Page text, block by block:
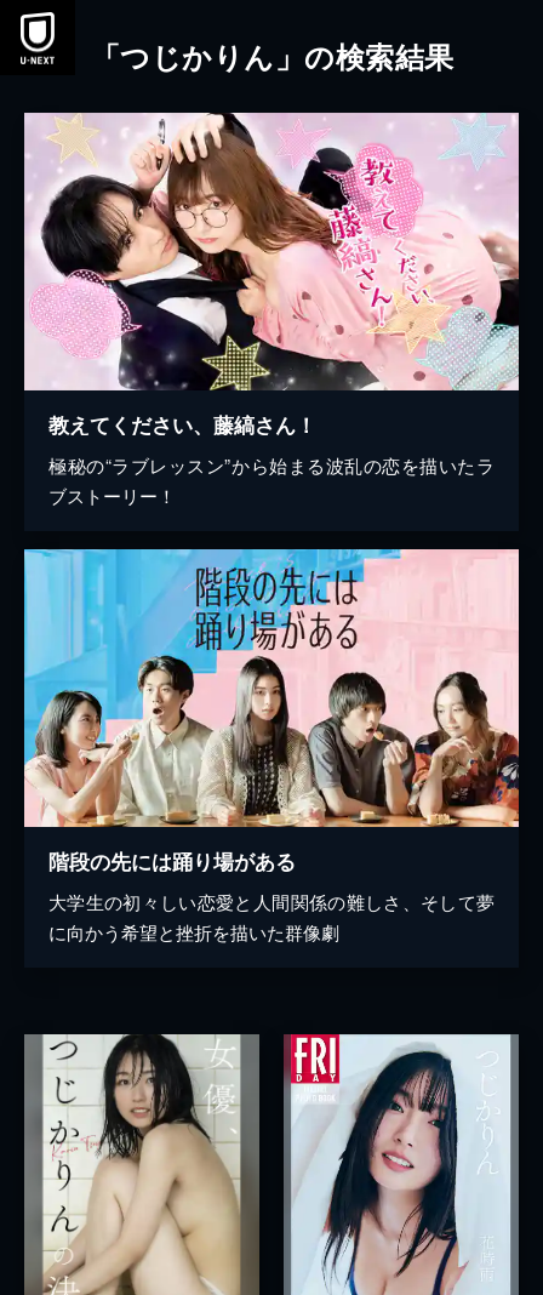
本文へスキップ
「つじかりん」の検索結果
教えてください、藤縞さん！
極秘の“ラブレッスン”から始まる波乱の恋を描いたラ
ブストーリー！
階段の先には踊り場がある
大学生の初々しい恋愛と人間関係の難しさ、そして夢
に向かう希望と挫折を描いた群像劇